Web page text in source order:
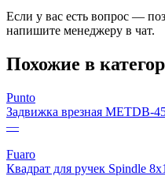
Если у вас есть вопрос —
напишите менеджеру в чат.
Похожие в
Punto
Задвижка врезная METDB-
—
Fuaro
Квадрат для ручек Spindle